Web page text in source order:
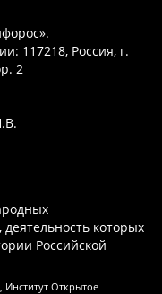
117218, Россия, г.
2
которых
Российской
Открытое